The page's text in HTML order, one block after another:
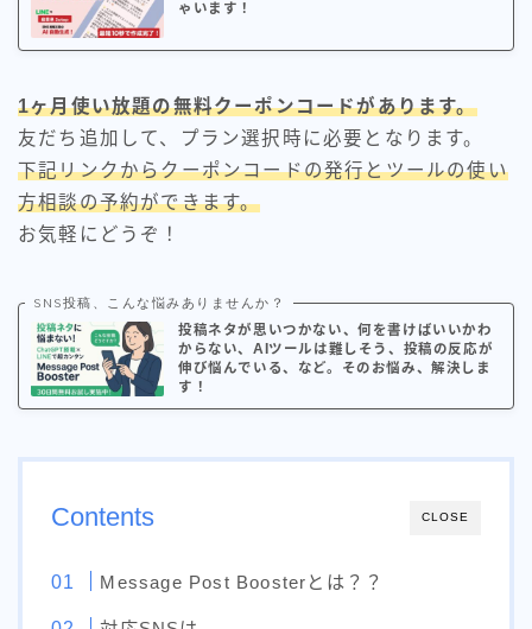
ゃいます！
1ヶ月使い放題の無料クーポンコードがあります。
友だち追加して、プラン選択時に必要となります。
下記リンクからクーポンコードの発行とツールの使い
方相談の予約ができます。
お気軽にどうぞ！
SNS投稿、こんな悩みありませんか？
投稿ネタが思いつかない、何を書けばいいかわ
からない、AIツールは難しそう、投稿の反応が
伸び悩んでいる、など。そのお悩み、解決しま
す！
CLOSE
Contents
Message Post Boosterとは？？